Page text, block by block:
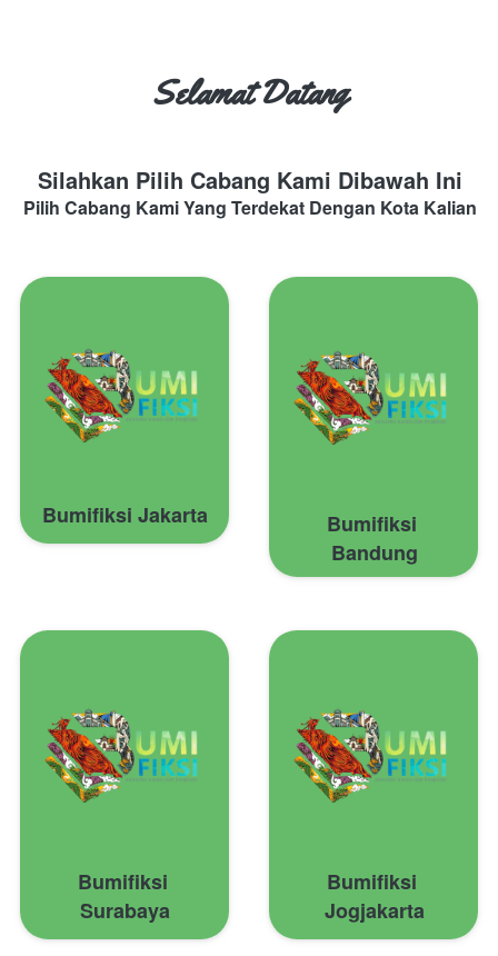
Selamat Datang
Silahkan Pilih Cabang Kami Dibawah Ini
Pilih Cabang Kami Yang Terdekat Dengan Kota Kalian
Bumifiksi Jakarta
Bumifiksi
Bandung
Bumifiksi
Surabaya
Bumifiksi
Jogjakarta